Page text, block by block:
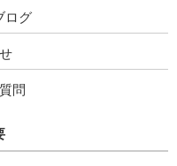
ログ
問